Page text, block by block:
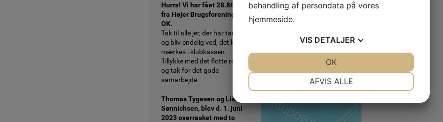
Hurra! Vi har fået 28.867 kr.
fra Højer Brugsforening og
OK.
Tak til alle jer, der har tanket –
og bliv endelig ved, det kan
mærkes i klubkassen.
Tillykke med det flotte resultat
og tak for det gode
samarbejde.
Thomas Tygesen og Lisa
Sønnichsen, blev d. 1. juni
2023 overrasket med to
behandling af persondata på vores
hjemmeside.
VIS DETALJER
MARKETING
AFVIS ALLE
OK